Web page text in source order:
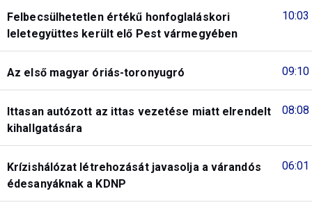
10:03
Felbecsülhetetlen értékű honfoglaláskori
leletegyüttes került elő Pest vármegyében
09:10
Az első magyar óriás-toronyugró
08:08
Ittasan autózott az ittas vezetése miatt elrendelt
kihallgatására
06:01
Krízishálózat létrehozását javasolja a várandós
édesanyáknak a KDNP